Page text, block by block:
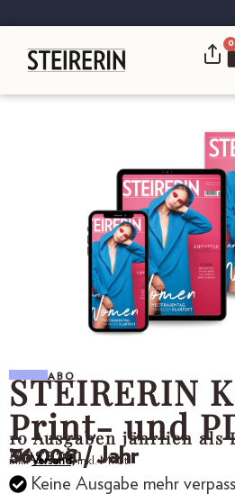
0
ABO
STEIRERIN
Print- und
10 Ausgaben jährlich
Magazin
36,00€ / Jahr
inkl.Versand,inkl. MwSt.
Keine Ausgabe mehr